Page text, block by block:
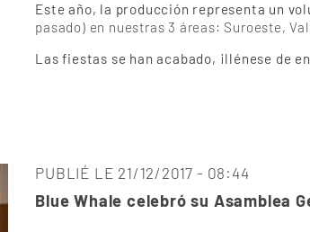
Este año, la producción representa un
pasado) en nuestras 3 áreas: Suroeste,
Las fiestas se han acabado, ¡llénese de
PUBLIÉ LE 21/12/2017 - 08:44
Blue Whale celebró su Asamblea